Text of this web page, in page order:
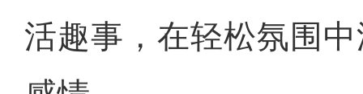
活趣事，在轻松氛围